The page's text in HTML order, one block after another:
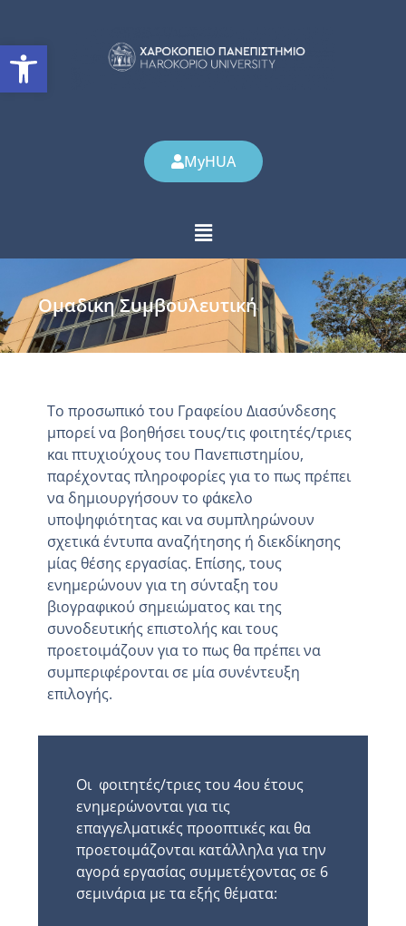
Ανοίξτε τη γραμμή
MyHUA
Ομαδικη Συμβουλευτική
Το προσωπικό του Γραφείου Διασύνδεσης
μπορεί να βοηθήσει τους/τις φοιτητές/τριες
και πτυχιούχους του Πανεπιστημίου,
παρέχοντας πληροφορίες για το πως πρέπει
να δημιουργήσουν το φάκελο
υποψηφιότητας και να συμπληρώνουν
σχετικά έντυπα αναζήτησης ή διεκδίκησης
μίας θέσης εργασίας. Επίσης, τους
ενημερώνουν για τη σύνταξη του
βιογραφικού σημειώματος και της
συνοδευτικής επιστολής και τους
προετοιμάζουν για το πως θα πρέπει να
συμπεριφέρονται σε μία συνέντευξη
επιλογής.
Οι φοιτητές/τριες του 4ου έτους
ενημερώνονται για τις
επαγγελματικές προοπτικές και θα
προετοιμάζονται κατάλληλα για την
αγορά εργασίας συμμετέχοντας σε 6
σεμινάρια με τα εξής θέματα: